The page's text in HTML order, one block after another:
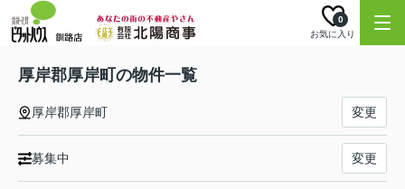
お気に入り
0
厚岸郡厚岸町の物件一覧
厚岸郡厚岸町 変更
募集中 変更